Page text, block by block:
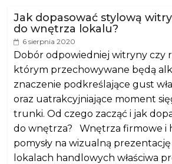
Jak dopasować stylową
do wnętrza lokalu?
6 sierpnia 2020
Dobór odpowiedniej witryny czy
którym przechowywane będą
znaczenie podkreślające gust
oraz uatrakcyjniające moment
trunki. Od czego zacząć i jak
do wnętrza? Wnętrza firmowe i
pomysły na wizualną
lokalach handlowych właściwa